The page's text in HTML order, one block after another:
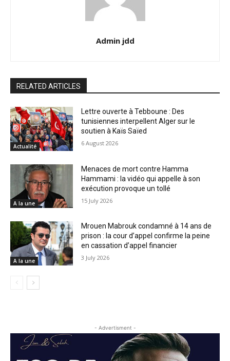
Admin jdd
RELATED ARTICLES
Actualité
Lettre ouverte à Tebboune : Des
tunisiennes interpellent Alger sur le
soutien à Kaïs Saïed
6 August 2026
A la une
Menaces de mort contre Hamma
Hammami : la vidéo qui appelle à son
exécution provoque un tollé
15 July 2026
A la une
Mrouen Mabrouk condamné à 14 ans de
prison : la cour d’appel confirme la peine
en cassation d’appel financier
3 July 2026
- Advertisment -